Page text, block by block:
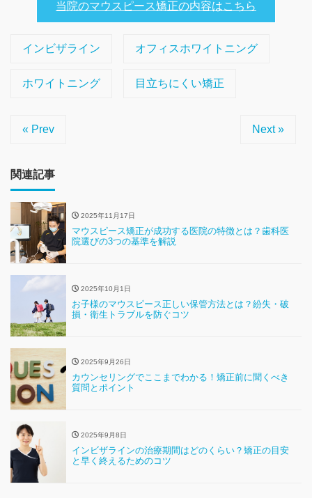
当院のマウスピース矯正の内容はこちら
インビザライン オフィスホワイトニング
ホワイトニング 目立ちにくい矯正
« Prev Next »
関連記事
2025年11月17日
マウスピース矯正が成功する医院の特徴とは？歯科医
院選びの3つの基準を解説
2025年10月1日
お子様のマウスピース正しい保管方法とは？紛失・破
損・衛生トラブルを防ぐコツ
2025年9月26日
カウンセリングでここまでわかる！矯正前に聞くべき
質問とポイント
2025年9月8日
インビザラインの治療期間はどのくらい？矯正の目安
と早く終えるためのコツ